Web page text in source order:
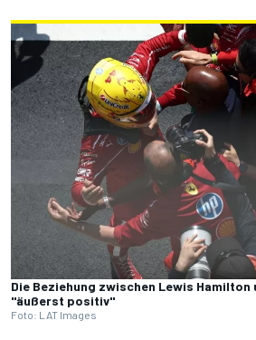
Die Beziehung zwischen Lewis Hamilton
"äußerst positiv"
Foto: LAT Images